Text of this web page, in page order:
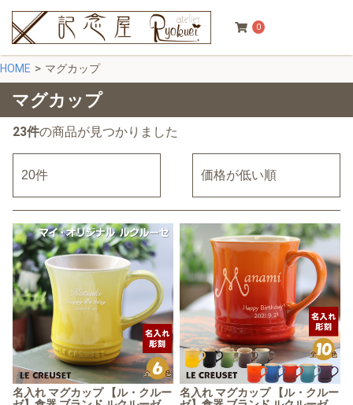
0
HOME マグカップ
マグカップ
23件の商品が見つかりました
名入れ マグカップ 【ル・クルー
名入れ マグカップ 【ル・クルー